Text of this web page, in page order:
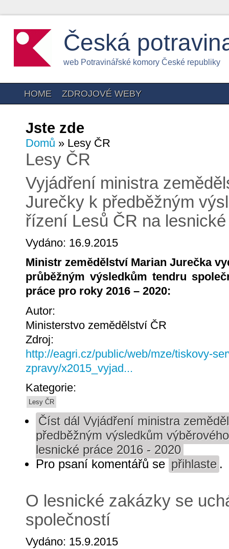
Česká
web Potravinářské komory České republiky
HOME ZDROJOVÉ WEBY
Jste zde
Domů » Lesy ČR
Lesy ČR
Vyjádření ministra
Jurečky k předběžným
řízení Lesů ČR na
Vydáno: 16.9.2015
Ministr zemědělství Marian Jurečka
průběžným výsledkům tendru
práce pro roky 2016 – 2020:
Autor:
Ministerstvo zemědělství ČR
Zdroj:
http://eagri.cz/public/web/mze/tiskovy-
zpravy/x2015_vyjad...
Kategorie:
Lesy ČR
Číst dál Vyjádření ministra
předběžným výsledkům
lesnické práce 2016 - 2020
Pro psaní komentářů se přihlaste .
O lesnické zakázky se
společností
Vydáno: 15.9.2015